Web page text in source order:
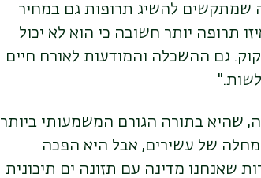
שמתקשים להשיג תרופות גם במחיר
תרופה יותר חשובה כי הוא לא יכול
גם ההשכלה והמודעות לאורח חיים
שהיא בתורה הגורם המשמעותי ביותר
השמנה הייתה מחלה של עשירים, אבל היא הפכה
שאנחנו מדינה עם תזונה ים תיכונית